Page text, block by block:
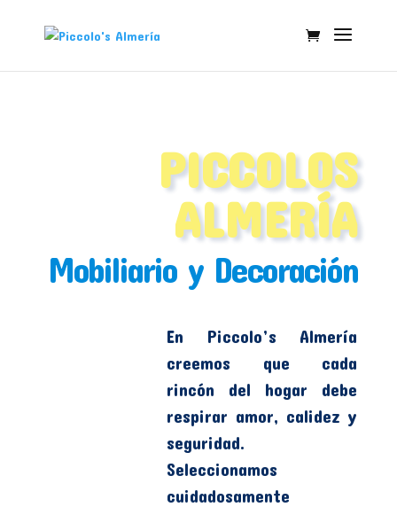
PICCOLOS
ALMERÍA
Mobiliario y Decoración
En Piccolo’s Almería
creemos que cada
rincón del hogar debe
respirar amor, calidez y
seguridad.
Seleccionamos
cuidadosamente